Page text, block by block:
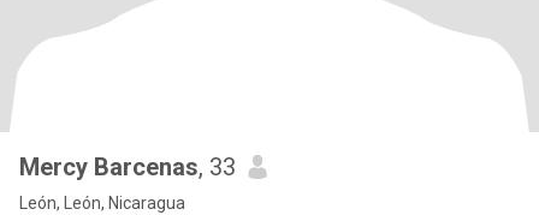
Mercy Barcenas, 33
León, León, Nicaragua